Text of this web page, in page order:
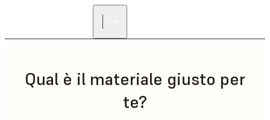
Qual è il materiale giusto per
te?